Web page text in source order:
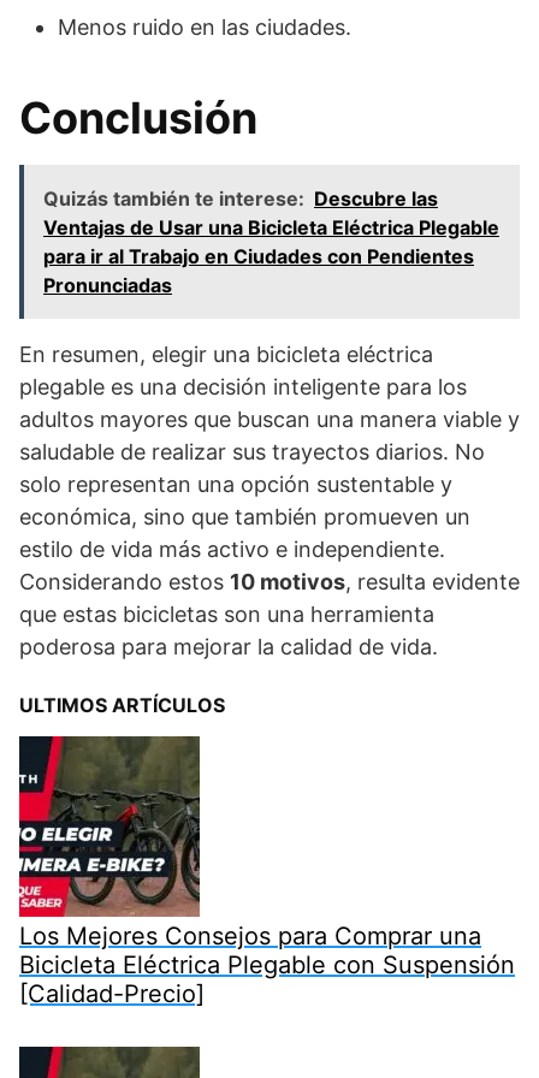
Menos ruido en las ciudades.
Conclusión
Quizás también te interese: Descubre las
Ventajas de Usar una Bicicleta Eléctrica Plegable
para ir al Trabajo en Ciudades con Pendientes
Pronunciadas
En resumen, elegir una bicicleta eléctrica
plegable es una decisión inteligente para los
adultos mayores que buscan una manera viable y
saludable de realizar sus trayectos diarios. No
solo representan una opción sustentable y
económica, sino que también promueven un
estilo de vida más activo e independiente.
Considerando estos 10 motivos, resulta evidente
que estas bicicletas son una herramienta
poderosa para mejorar la calidad de vida.
ULTIMOS ARTÍCULOS
Los Mejores Consejos para Comprar una
Bicicleta Eléctrica Plegable con Suspensión
[Calidad-Precio]